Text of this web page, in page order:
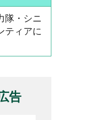
隊・シニ
ティアに
告